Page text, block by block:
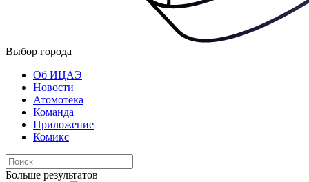
Выбор города
Об ИЦАЭ
Новости
Атомотека
Команда
Приложение
Комикс
Больше результатов